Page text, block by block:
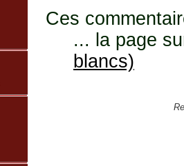
Ces
... la page
blancs)